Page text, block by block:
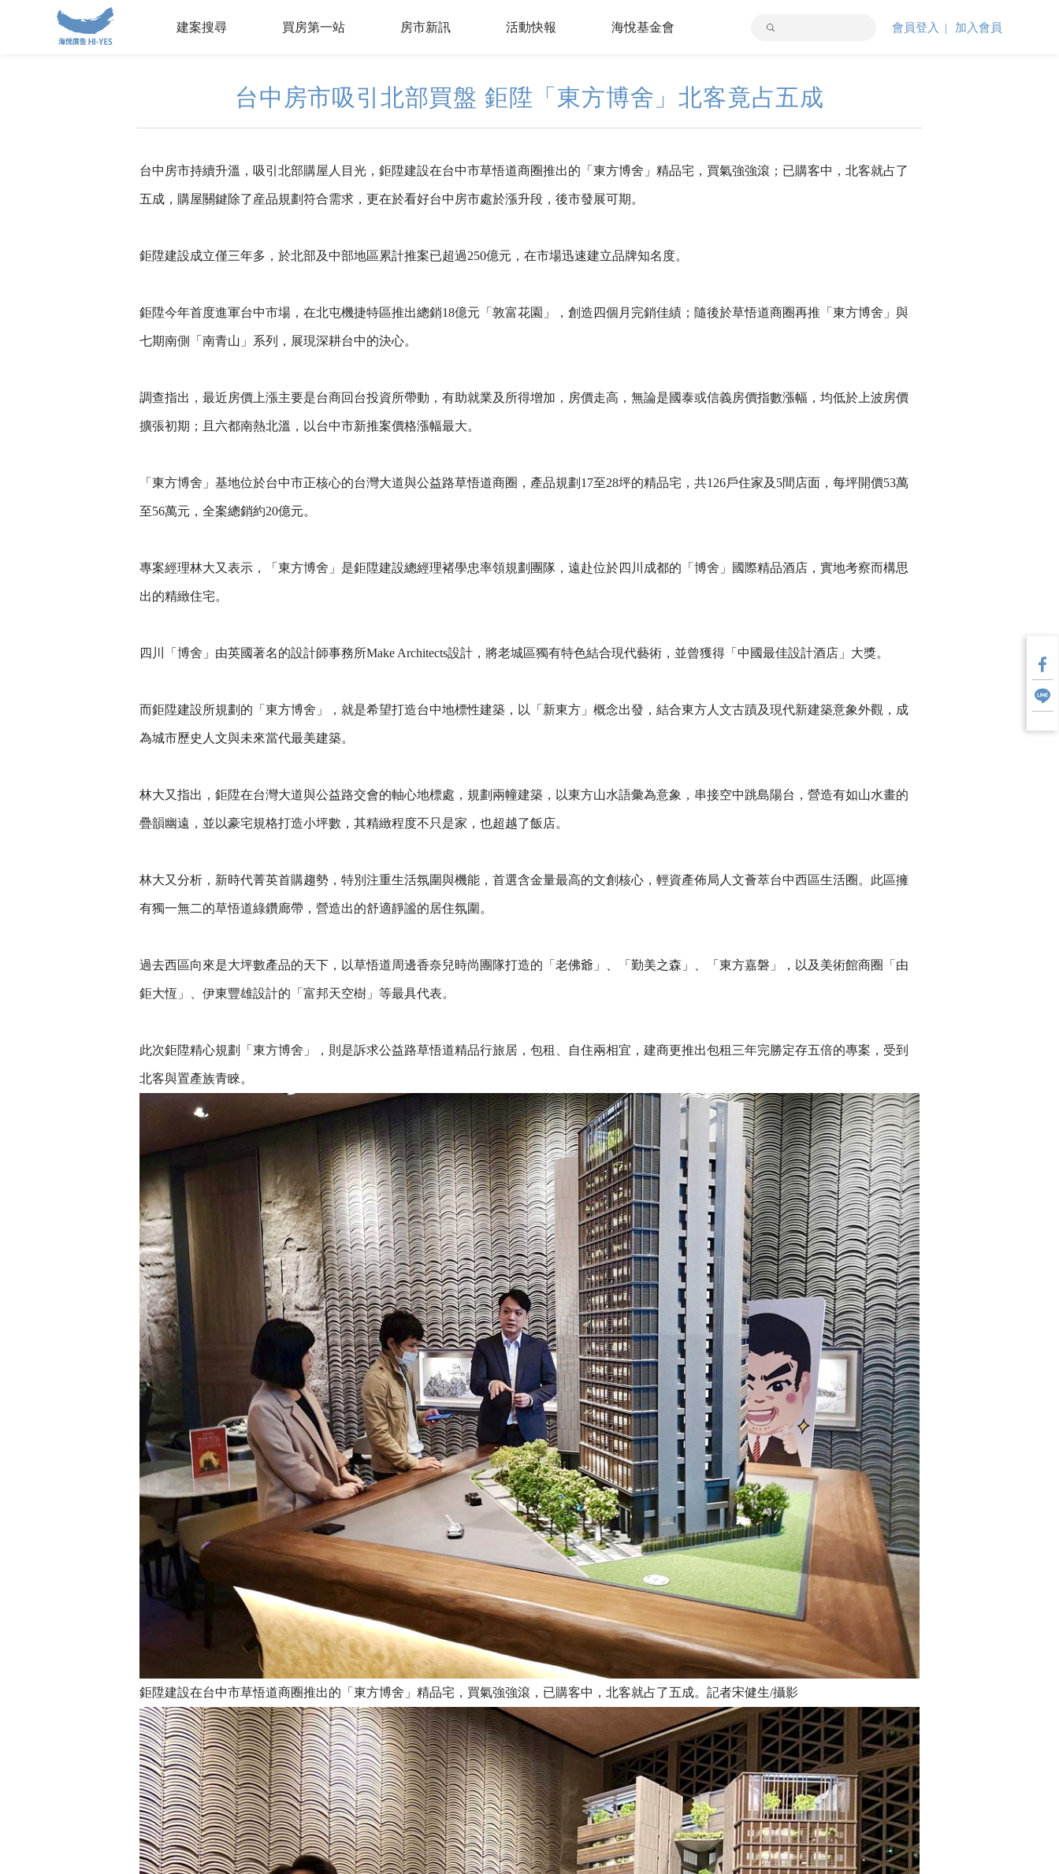
建案搜尋 買房第一站 房市新訊 活動快報 海悅基金會 會員登入 加入會員
台中房市吸引北部買盤 鉅陞「東方博舍」北客竟占五成
台中房市持續升溫，吸引北部購屋人目光，鉅陞建設在台中市草悟道商圈推出的「東方博舍」精品宅，買氣強強滾；已購客中，北客就占了
五成，購屋關鍵除了産品規劃符合需求，更在於看好台中房市處於漲升段，後市發展可期。
鉅陞建設成立僅三年多，於北部及中部地區累計推案已超過250億元，在市場迅速建立品牌知名度。
鉅陞今年首度進軍台中市場，在北屯機捷特區推出總銷18億元「敦富花園」，創造四個月完銷佳績；隨後於草悟道商圈再推「東方博舍」與
七期南側「南青山」系列，展現深耕台中的決心。
調查指出，最近房價上漲主要是台商回台投資所帶動，有助就業及所得增加，房價走高，無論是國泰或信義房價指數漲幅，均低於上波房價
擴張初期；且六都南熱北溫，以台中市新推案價格漲幅最大。
「東方博舍」基地位於台中市正核心的台灣大道與公益路草悟道商圈，產品規劃17至28坪的精品宅，共126戶住家及5間店面，每坪開價53萬
至56萬元，全案總銷約20億元。
專案經理林大又表示，「東方博舍」是鉅陞建設總經理褚學忠率領規劃團隊，遠赴位於四川成都的「博舍」國際精品酒店，實地考察而構思
出的精緻住宅。
四川「博舍」由英國著名的設計師事務所Make Architects設計，將老城區獨有特色結合現代藝術，並曾獲得「中國最佳設計酒店」大獎。
而鉅陞建設所規劃的「東方博舍」，就是希望打造台中地標性建築，以「新東方」概念出發，結合東方人文古蹟及現代新建築意象外觀，成
為城市歷史人文與未來當代最美建築。
林大又指出，鉅陞在台灣大道與公益路交會的軸心地標處，規劃兩幢建築，以東方山水語彙為意象，串接空中跳島陽台，營造有如山水畫的
疊韻幽遠，並以豪宅規格打造小坪數，其精緻程度不只是家，也超越了飯店。
林大又分析，新時代菁英首購趨勢，特別注重生活氛圍與機能，首選含金量最高的文創核心，輕資產佈局人文薈萃台中西區生活圈。此區擁
有獨一無二的草悟道綠鑽廊帶，營造出的舒適靜謐的居住氛圍。
過去西區向來是大坪數產品的天下，以草悟道周邊香奈兒時尚團隊打造的「老佛爺」、「勤美之森」、「東方嘉磐」，以及美術館商圈「由
鉅大恆」、伊東豐雄設計的「富邦天空樹」等最具代表。
此次鉅陞精心規劃「東方博舍」，則是訴求公益路草悟道精品行旅居，包租、自住兩相宜，建商更推出包租三年完勝定存五倍的專案，受到
北客與置產族青睞。
鉅陞建設在台中市草悟道商圈推出的「東方博舍」精品宅，買氣強強滾，已購客中，北客就占了五成。記者宋健生/攝影